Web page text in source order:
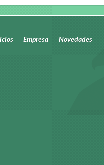
Empresa Novedades